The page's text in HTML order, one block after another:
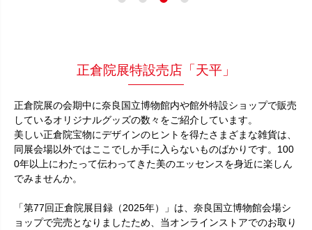
正倉院展特設売店「天平」
正倉院展の会期中に奈良国立博物館内や館外特設ショップで販売
しているオリジナルグッズの数々をご紹介しています。
美しい正倉院宝物にデザインのヒントを得たさまざまな雑貨は、
同展会場以外ではここでしか手に入らないものばかりです。100
0年以上にわたって伝わってきた美のエッセンスを身近に楽しん
でみませんか。
「第77回正倉院展目録（2025年）」は、奈良国立博物館会場シ
ョップで完売となりましたため、当オンラインストアでのお取り